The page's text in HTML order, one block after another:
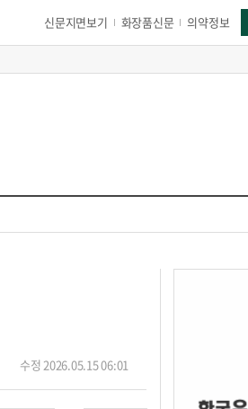
신문지면보기 화장품신문 의약정보
수정 2026.05.15 06:01